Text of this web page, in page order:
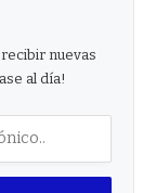
nuevas
al día!